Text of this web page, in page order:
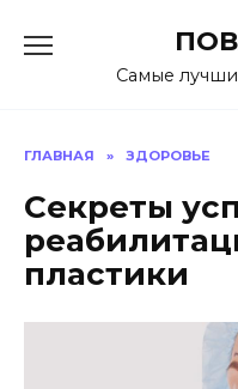
содержаниюСамые
ГЛАВНАЯ » ЗДОРОВЬЕ
Секреты
пластики